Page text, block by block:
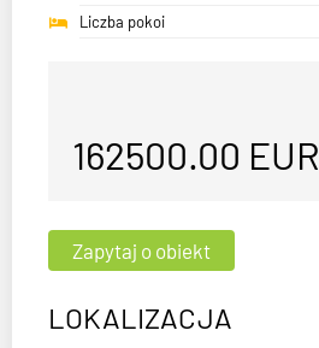
Liczba pokoi
162500.00 EUR
LOKALIZACJA